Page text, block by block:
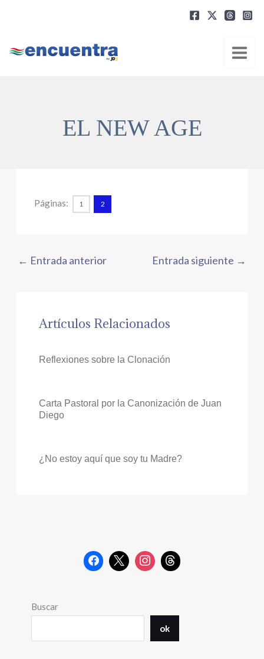
EL NEW AGE
Páginas: 1 2
← Entrada anterior Entrada siguiente →
Artículos Relacionados
Reflexiones sobre la Clonación
Carta Pastoral por la Canonización de Juan
Diego
¿No estoy aquí que soy tu Madre?
Buscar
ok